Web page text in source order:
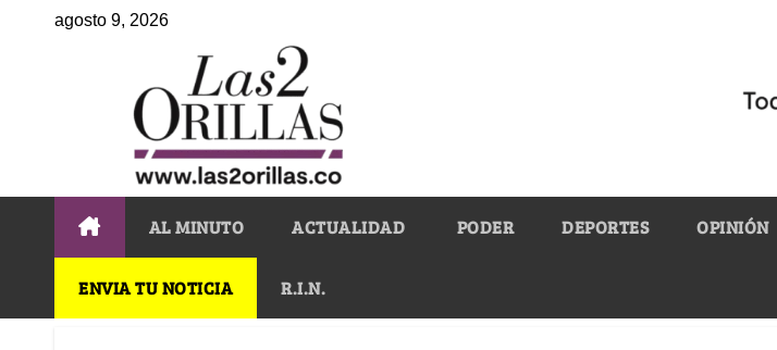
agosto 9, 2026
AL MINUTO ACTUALIDAD PODER DEPORTES OPINIÓN
ENVIA TU NOTICIA R.I.N.